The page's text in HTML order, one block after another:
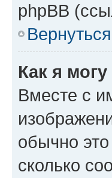
phpBB
Как я
Вместе с
обычно
сколько